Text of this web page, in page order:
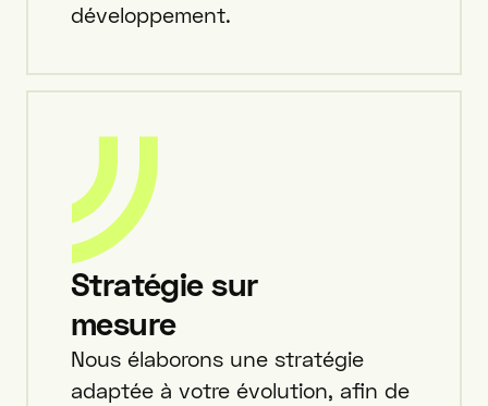
développement.
Stratégie sur
mesure
Nous élaborons une stratégie
adaptée à votre évolution, afin de